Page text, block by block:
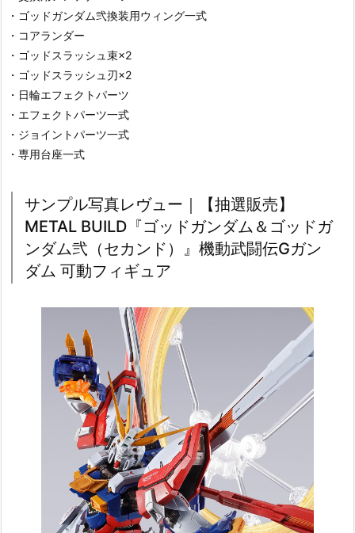
・ゴッドガンダム弐換装用ウィング一式
・コアランダー
・ゴッドスラッシュ束×2
・ゴッドスラッシュ刃×2
・日輪エフェクトパーツ
・エフェクトパーツ一式
・ジョイントパーツ一式
・専用台座一式
サンプル写真レヴュー｜【抽選販売】
METAL BUILD『ゴッドガンダム＆ゴッドガ
ンダム弐（セカンド）』機動武闘伝Gガン
ダム 可動フィギュア